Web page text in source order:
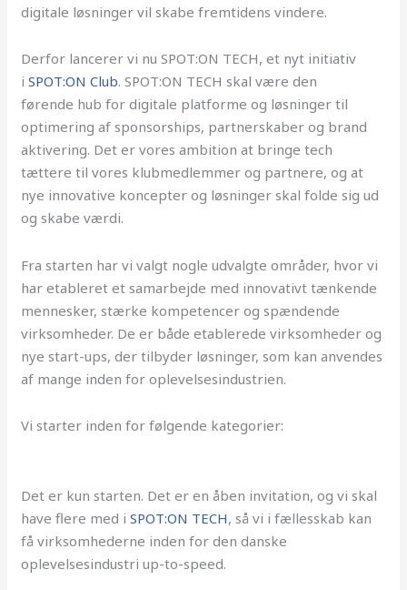
digitale løsninger vil skabe fremtidens vindere.
Derfor lancerer vi nu SPOT:ON TECH, et nyt initiativ
iSPOT:ON Club. SPOT:ON TECH skal være den
førende hub for digitale platforme og løsninger til
optimering af sponsorships, partnerskaber og brand
aktivering. Det er vores ambition at bringe tech
tættere til vores klubmedlemmer og partnere, og at
nye innovative koncepter og løsninger skal folde sig ud
og skabe værdi.
Fra starten har vi valgt nogle udvalgte områder, hvor vi
har etableret et samarbejde med innovativt tænkende
mennesker, stærke kompetencer og spændende
virksomheder. De er både etablerede virksomheder og
nye start-ups, der tilbyder løsninger, som kan anvendes
af mange inden for oplevelsesindustrien.
Vi starter inden for følgende kategorier:
Det er kun starten. Det er en åben invitation, og vi skal
have flere med iSPOT:ON TECH, så vi i fællesskab kan
få virksomhederne inden for den danske
oplevelsesindustri up-to-speed.